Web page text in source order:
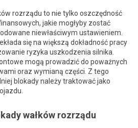
rozrządu to nie tylko oszczędność
jakie mogłyby zostać
niewłaściwym ustawieniem.
się na większą dokładność pracy
ryzyka uszkodzenia silnika.
mogą prowadzić do poważnych
oraz wymianą części. Z tego
blokady należy traktować jako
wałków rozrządu